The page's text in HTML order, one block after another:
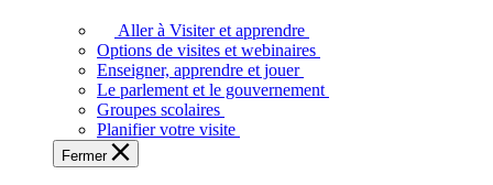
voir,
apprendre
et
à
Aller à Visiter et apprendre
Options de visites et webinaires
Enseigner, apprendre et jouer
Le parlement et le gouvernement
Groupes scolaires
Planifier votre visite
Fermer